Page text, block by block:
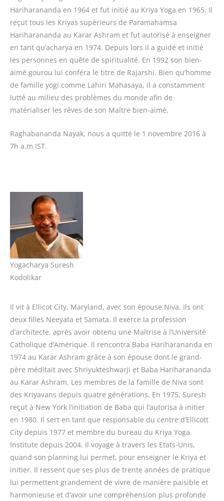
Hariharananda en 1964 et fut initié au Kriya Yoga en 1965. Il
reçut tous les Kriyas supérieurs de Paramahamsa
Hariharananda au Karar Ashram et fut autorisé à enseigner
en tant qu’acharya en 1974. Depuis lors il a guidé et initié
les personnes en quête de spiritualité. En 1992 son bien-
aimé gourou lui conféra le titre de Rajarshi. Bien qu’homme
de famille yogi comme Lahiri Mahasaya, il a constamment
lutté au milieu des problèmes du monde afin de
matérialiser les rêves de son Maître bien-aimé.
Raghabananda Nayak, nous a quitté le 1 novembre 2016 à
7h a.m IST.
Yogacharya Suresh
Kodolikar
Il vit à Ellicot City, Maryland, avec son épouse Niva. Ils ont
deux filles Neeyata et Samata. Il exerce la profession
d’architecte, après avoir obtenu une Maîtrise à l’Université
Catholique d’Amérique. Il rencontra Baba Hariharananda en
1974 au Karar Ashram grâce à son épouse dont le grand-
père méditait avec Shriyukteshwarji et Baba Hariharananda
au Karar Ashram. Les membres de la famille de Niva sont
des Kriyavans depuis quatre générations. En 1975, Suresh
reçut à New York l’initiation de Baba qui l’autorisa à initier
en 1980. Il sert en tant que responsable du centre d’Ellicott
City depuis 1977 et membre du bureau du Kriya Yoga
Institute depuis 2004. Il voyage à travers les Etats-Unis,
quand son planning lui permet, pour enseigner le Kriya et
initier. Il ressent que ses plus de trente années de pratique
lui permettent grandement de vivre de manière paisible et
harmonieuse et d’avoir une compréhension plus profonde